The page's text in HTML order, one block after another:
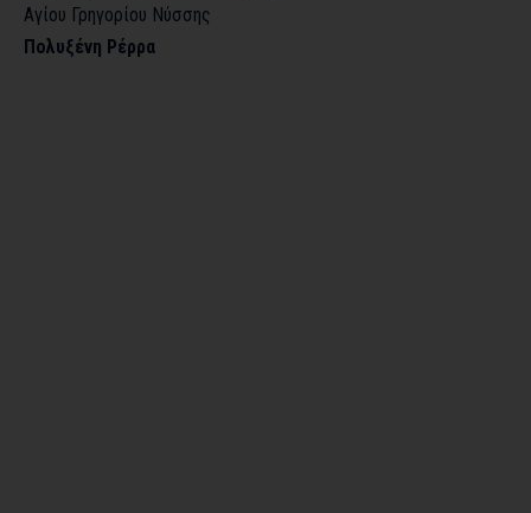
Αγίου Γρηγορίου Νύσσης
Πολυξένη Ρέρρα